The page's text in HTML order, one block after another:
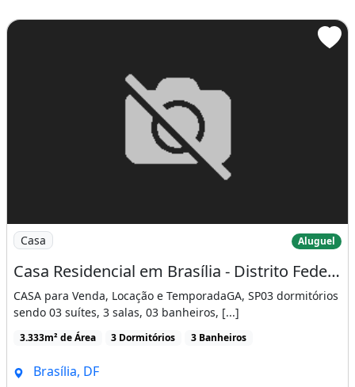
Imagem: Casa Residencial em Brasília - Distrito
Casa Aluguel
Casa Residencial em Brasília - Distrito Federal
CASA para Venda, Locação e TemporadaGA, SP03 dormitórios
sendo 03 suítes, 3 salas, 03 banheiros, [...]
3.333m² de Área 3 Dormitórios 3 Banheiros
Brasília, DF